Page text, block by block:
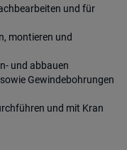
und für
montieren und
und abbauen
Gewindebohrungen
und mit Kran